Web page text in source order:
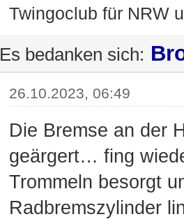
Twingoclub für NRW
Es bedanken sich:
26.10.2023, 06:49
Die Bremse an der
geärgert… fing
Trommeln besorgt
Radbremszylinder